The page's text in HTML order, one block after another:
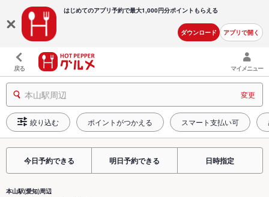
はじめてのアプリ予約で最大1,000円分ポイントもらえる
ダウンロード アプリで開く
戻る マイメニュー
本山駅周辺 変更
絞り込む ポイントがつかえる スマート支払い可
今日予約できる 明日予約できる 日時指定
本山駅(愛知)周辺